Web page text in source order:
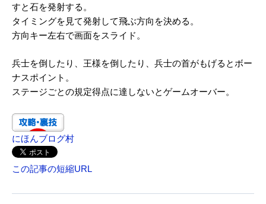
すと石を発射する。
タイミングを見て発射して飛ぶ方向を決める。
方向キー左右で画面をスライド。
兵士を倒したり、王様を倒したり、兵士の首がもげるとボー
ナスポイント。
ステージごとの規定得点に達しないとゲームオーバー。
にほんブログ村
この記事の短縮URL